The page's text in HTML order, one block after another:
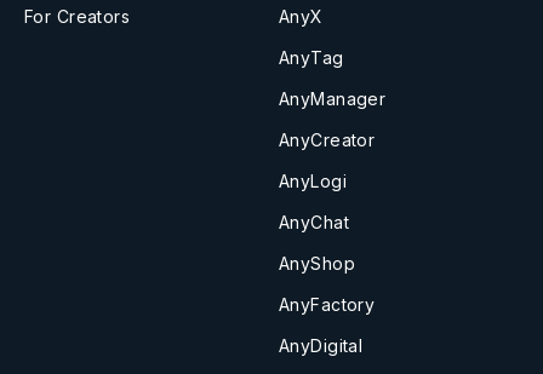
For Creators
AnyX
AnyTag
AnyManager
AnyCreator
AnyLogi
AnyChat
AnyShop
AnyFactory
AnyDigital